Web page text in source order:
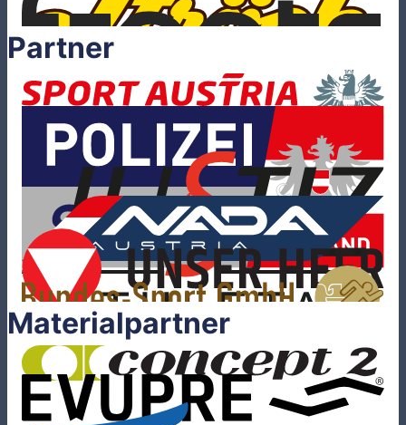
Partner
Materialpartner